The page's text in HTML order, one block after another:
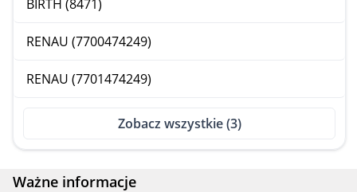
BIRTH (8471)
RENAU (7700474249)
RENAU (7701474249)
Zobacz wszystkie (3)
Ważne informacje